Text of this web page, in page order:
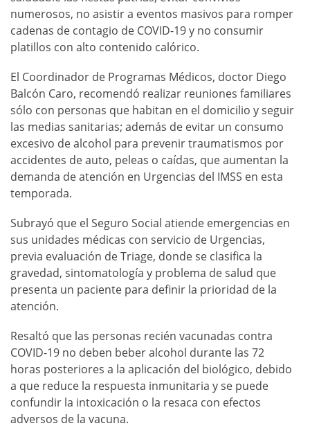
numerosos, no asistir a eventos masivos para romper
cadenas de contagio de COVID-19 y no consumir
platillos con alto contenido calórico.
El Coordinador de Programas Médicos, doctor Diego
Balcón Caro, recomendó realizar reuniones familiares
sólo con personas que habitan en el domicilio y seguir
las medias sanitarias; además de evitar un consumo
excesivo de alcohol para prevenir traumatismos por
accidentes de auto, peleas o caídas, que aumentan la
demanda de atención en Urgencias del IMSS en esta
temporada.
Subrayó que el Seguro Social atiende emergencias en
sus unidades médicas con servicio de Urgencias,
previa evaluación de Triage, donde se clasifica la
gravedad, sintomatología y problema de salud que
presenta un paciente para definir la prioridad de la
atención.
Resaltó que las personas recién vacunadas contra
COVID-19 no deben beber alcohol durante las 72
horas posteriores a la aplicación del biológico, debido
a que reduce la respuesta inmunitaria y se puede
confundir la intoxicación o la resaca con efectos
adversos de la vacuna.